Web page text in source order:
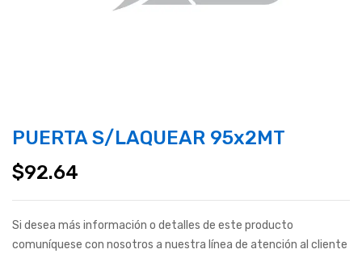
PUERTA S/LAQUEAR 95x2MT
$92.64
Si desea más información o detalles de este producto
comuníquese con nosotros a nuestra línea de atención al cliente